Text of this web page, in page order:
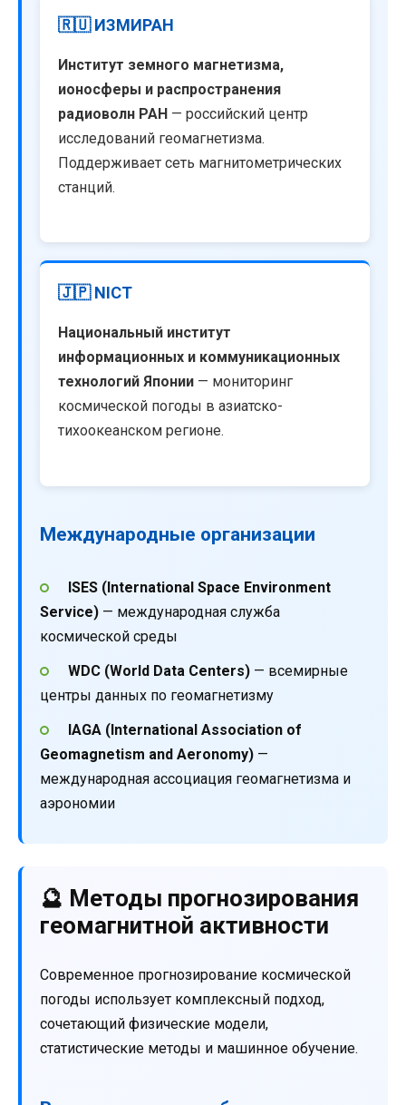
🇷🇺 ИЗМИРАН
Институт земного магнетизма,
ионосферы и распространения
радиоволн РАН — российский центр
исследований геомагнетизма.
Поддерживает сеть магнитометрических
станций.
🇯🇵 NICT
Национальный институт
информационных и коммуникационных
технологий Японии — мониторинг
космической погоды в азиатско-
тихоокеанском регионе.
Международные организации
ISES (International Space Environment
Service) — международная служба
космической среды
WDC (World Data Centers)— всемирные
центры данных по геомагнетизму
IAGA (International Association of
Geomagnetism and Aeronomy) —
международная ассоциация геомагнетизма и
аэрономии
🔮 Методы прогнозирования
геомагнитной активности
Современное прогнозирование космической
погоды использует комплексный подход,
сочетающий физические модели,
статистические методы и машинное обучение.